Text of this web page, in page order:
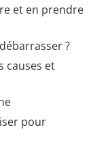
et en prendre
?
causes et
pour